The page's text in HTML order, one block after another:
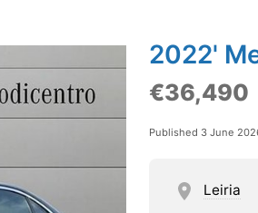
2022'
€36,490
Published 3 June
Leiria